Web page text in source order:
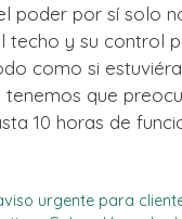
poder por sí solo
techo y su control
como si
tenemos que
10 horas de
urgente para